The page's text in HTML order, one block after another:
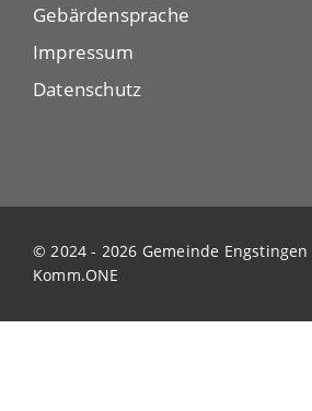
Gebärdensprache
Impressum
Datenschutz
© 2024 - 2026 Gemeinde
Komm.ONE